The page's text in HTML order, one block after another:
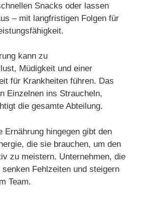
Snacks oder lassen
– mit langfristigen Folgen für
kann zu
Müdigkeit und einer
für Krankheiten führen. Das
Einzelnen ins Straucheln,
die gesamte Abteilung.
Ernährung hingegen gibt den
die sie brauchen, um den
zu meistern. Unternehmen, die
Fehlzeiten und steigern
Team.